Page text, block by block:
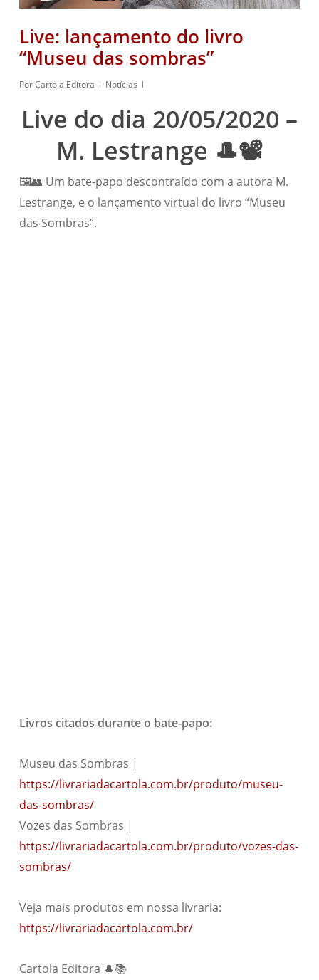
Live: lançamento do livro
“Museu das sombras”
PorCartola Editora Notícias
Live do dia 20/05/2020 –
M. Lestrange 🎩📽️
🖼️👥 Um bate-papo descontraído com a autora M.
Lestrange, e o lançamento virtual do livro “Museu
das Sombras”.
Livros citados durante o bate-papo:
Museu das Sombras |
https://livrariadacartola.com.br/produto/museu-
das-sombras/
Vozes das Sombras |
https://livrariadacartola.com.br/produto/vozes-das-
sombras/
Veja mais produtos em nossa livraria:
https://livrariadacartola.com.br/
Cartola Editora 🎩📚